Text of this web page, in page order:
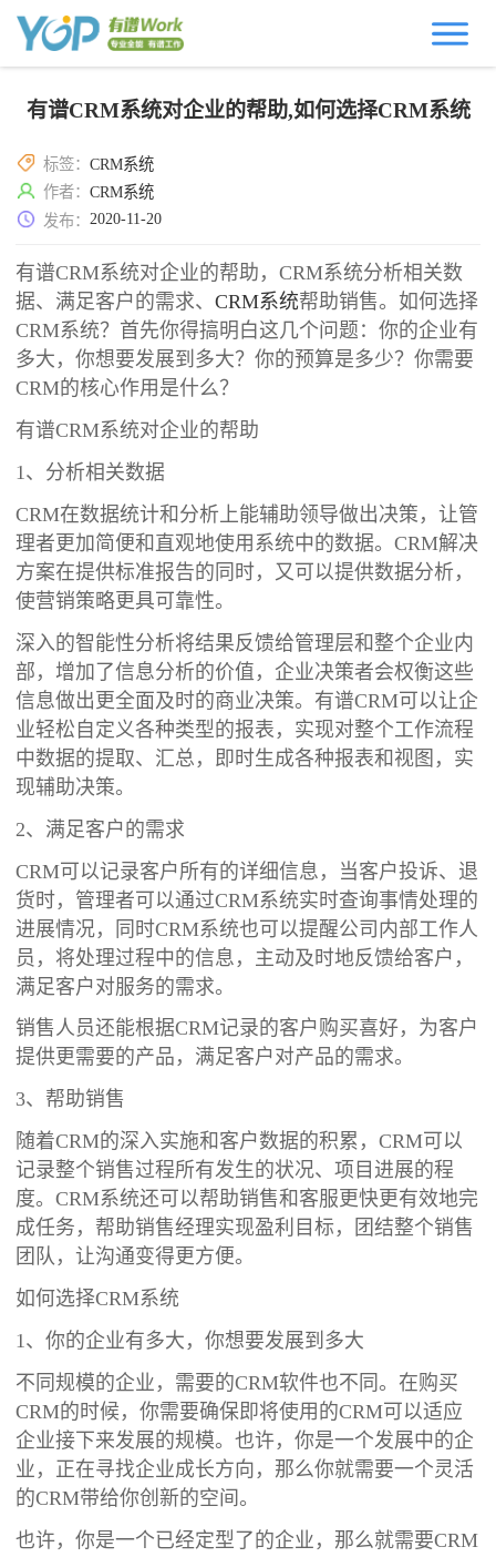
有谱CRM系统对企业的帮助,如何选择CRM系统
标签：CRM系统
作者：CRM系统
发布：2020-11-20
有谱CRM系统对企业的帮助，CRM系统分析相关数
据、满足客户的需求、CRM系统帮助销售。如何选择
CRM系统？首先你得搞明白这几个问题：你的企业有
多大，你想要发展到多大？你的预算是多少？你需要
CRM的核心作用是什么？
有谱CRM系统对企业的帮助
1、分析相关数据
CRM在数据统计和分析上能辅助领导做出决策，让管
理者更加简便和直观地使用系统中的数据。CRM解决
方案在提供标准报告的同时，又可以提供数据分析，
使营销策略更具可靠性。
深入的智能性分析将结果反馈给管理层和整个企业内
部，增加了信息分析的价值，企业决策者会权衡这些
信息做出更全面及时的商业决策。有谱CRM可以让企
业轻松自定义各种类型的报表，实现对整个工作流程
中数据的提取、汇总，即时生成各种报表和视图，实
现辅助决策。
2、满足客户的需求
CRM可以记录客户所有的详细信息，当客户投诉、退
货时，管理者可以通过CRM系统实时查询事情处理的
进展情况，同时CRM系统也可以提醒公司内部工作人
员，将处理过程中的信息，主动及时地反馈给客户，
满足客户对服务的需求。
销售人员还能根据CRM记录的客户购买喜好，为客户
提供更需要的产品，满足客户对产品的需求。
3、帮助销售
随着CRM的深入实施和客户数据的积累，CRM可以
记录整个销售过程所有发生的状况、项目进展的程
度。CRM系统还可以帮助销售和客服更快更有效地完
成任务，帮助销售经理实现盈利目标，团结整个销售
团队，让沟通变得更方便。
如何选择CRM系统
1、你的企业有多大，你想要发展到多大
不同规模的企业，需要的CRM软件也不同。在购买
CRM的时候，你需要确保即将使用的CRM可以适应
企业接下来发展的规模。也许，你是一个发展中的企
业，正在寻找企业成长方向，那么你就需要一个灵活
的CRM带给你创新的空间。
也许，你是一个已经定型了的企业，那么就需要CRM